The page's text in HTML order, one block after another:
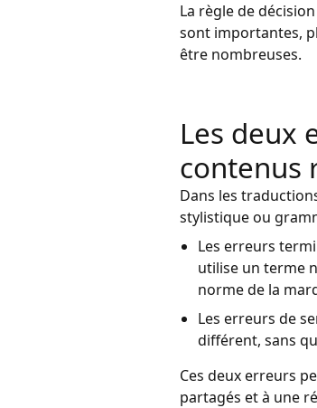
La règle de
sont importantes,
être nombreuses.
Les deux
contenus
Dans les
stylistique ou
Les erreurs
utilise un terme
norme de la
Les erreurs de
différent, sans
Ces deux erreurs
partagés et à une